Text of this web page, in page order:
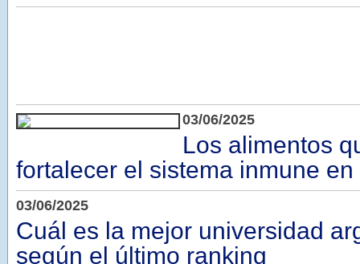
03/06/2025
Los alimentos
fortalecer el sistema inmune
03/06/2025
Cuál es la mejor universidad
según el último ranking